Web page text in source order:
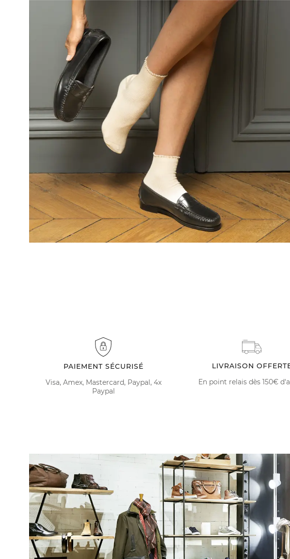
PAIEMENT SÉCURISÉ
Visa, Amex, Mastercard, Paypal, 4x
Paypal
LIVRAISON
En point relais dès 150€